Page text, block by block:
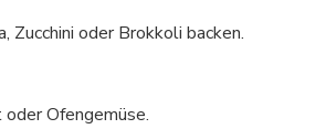
Zucchini oder Brokkoli backen.
Ofengemüse.